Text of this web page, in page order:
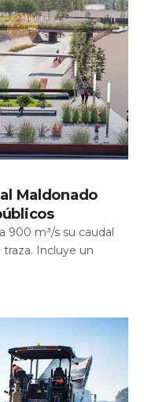
Maldonado
900 m³/s su caudal
Incluye un